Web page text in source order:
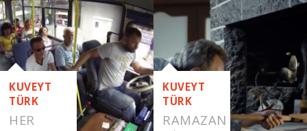
KUVEYT
TÜRK
HER
KUVEYT
TÜRK
RAMAZAN